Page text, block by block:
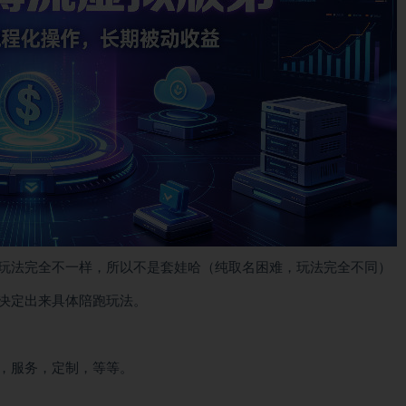
完全不一样，所以不是套娃哈（纯取名困难，玩法完全不同）
定出来具体陪跑玩法。
服务，定制，等等。